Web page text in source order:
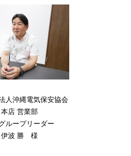
人沖縄電気保安協会
本店 営業部
ループリーダー
伊波 勝 様